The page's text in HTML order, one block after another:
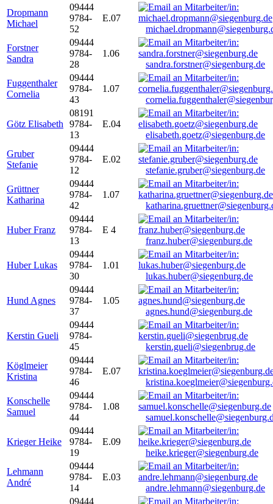
Dropmann
Michael
09444
9784-
52
E.07
Forstner
Sandra
09444
9784-
28
1.06
sandra.forstner@siegenburg.de
Fuggenthaler
Cornelia
09444
9784-
43
1.07
Götz Elisabeth
08191
9784-
13
E.04
elisabeth.goetz@siegenburg.de
Gruber
Stefanie
09444
9784-
12
E.02
stefanie.gruber@siegenburg.de
Grüttner
Katharina
09444
9784-
42
1.07
Huber Franz
09444
9784-
13
E 4
franz.huber@siegenburg.de
Huber Lukas
09444
9784-
30
1.01
lukas.huber@siegenburg.de
Hund Agnes
09444
9784-
37
1.05
agnes.hund@siegenburg.de
Kerstin Gueli
09444
9784-
45
kerstin.gueli@siegenbrug.de
Köglmeier
Kristina
09444
9784-
46
E.07
Konschelle
Samuel
09444
9784-
44
1.08
Krieger Heike
09444
9784-
19
E.09
heike.krieger@siegenburg.de
Lehmann
André
09444
9784-
14
E.03
andre.lehmann@siegenburg.de
09444